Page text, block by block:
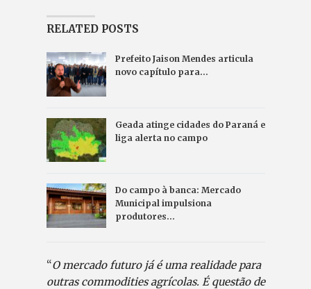
RELATED POSTS
Prefeito Jaison Mendes articula
novo capítulo para…
Geada atinge cidades do Paraná e
liga alerta no campo
Do campo à banca: Mercado
Municipal impulsiona
produtores…
“O mercado futuro já é uma realidade para
outras commodities agrícolas. É questão de